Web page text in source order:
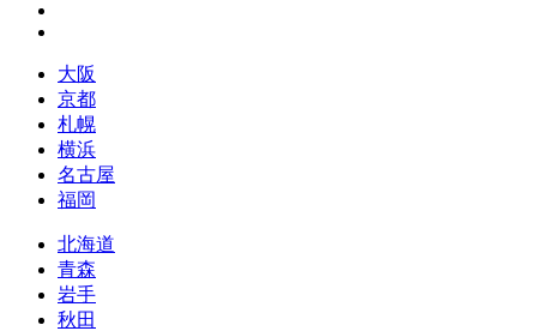
大阪
京都
札幌
横浜
名古屋
福岡
北海道
青森
岩手
秋田